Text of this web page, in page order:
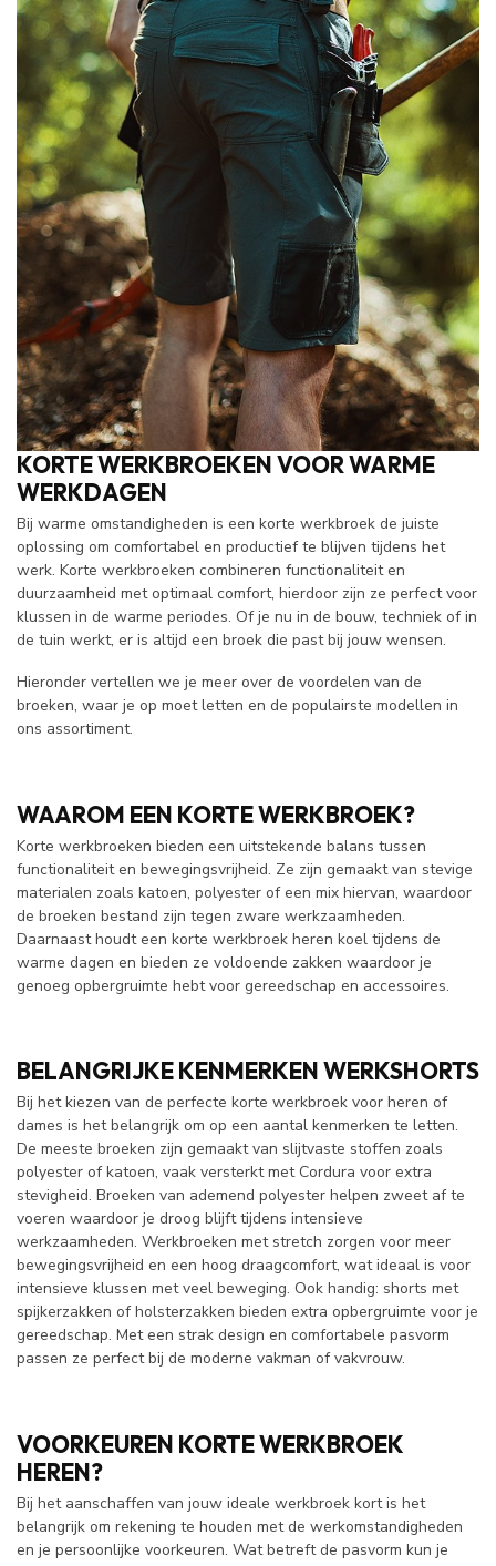
KORTE WERKBROEKEN VOOR WARME
WERKDAGEN
Bij warme omstandigheden is een korte werkbroek de juiste
oplossing om comfortabel en productief te blijven tijdens het
werk. Korte werkbroeken combineren functionaliteit en
duurzaamheid met optimaal comfort, hierdoor zijn ze perfect voor
klussen in de warme periodes. Of je nu in de bouw, techniek of in
de tuin werkt, er is altijd een broek die past bij jouw wensen.
Hieronder vertellen we je meer over de voordelen van de
broeken, waar je op moet letten en de populairste modellen in
ons assortiment.
WAAROM EEN KORTE WERKBROEK?
Korte werkbroeken bieden een uitstekende balans tussen
functionaliteit en bewegingsvrijheid. Ze zijn gemaakt van stevige
materialen zoals katoen, polyester of een mix hiervan, waardoor
de broeken bestand zijn tegen zware werkzaamheden.
Daarnaast houdt een korte werkbroek heren koel tijdens de
warme dagen en bieden ze voldoende zakken waardoor je
genoeg opbergruimte hebt voor gereedschap en accessoires.
BELANGRIJKE KENMERKEN WERKSHORTS
Bij het kiezen van de perfecte korte werkbroek voor heren of
dames is het belangrijk om op een aantal kenmerken te letten.
De meeste broeken zijn gemaakt van slijtvaste stoffen zoals
polyester of katoen, vaak versterkt met Cordura voor extra
stevigheid. Broeken van ademend polyester helpen zweet af te
voeren waardoor je droog blijft tijdens intensieve
werkzaamheden. Werkbroeken met stretch zorgen voor meer
bewegingsvrijheid en een hoog draagcomfort, wat ideaal is voor
intensieve klussen met veel beweging. Ook handig: shorts met
spijkerzakken of holsterzakken bieden extra opbergruimte voor je
gereedschap. Met een strak design en comfortabele pasvorm
passen ze perfect bij de moderne vakman of vakvrouw.
VOORKEUREN KORTE WERKBROEK
HEREN?
Bij het aanschaffen van jouw ideale werkbroek kort is het
belangrijk om rekening te houden met de werkomstandigheden
en je persoonlijke voorkeuren. Wat betreft de pasvorm kun je